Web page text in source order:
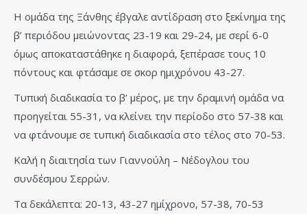
Η ομάδα της Ξάνθης έβγαλε αντίδραση στο ξεκίνημα της
β’ περιόδου μειώνοντας 23-19 και 29-24, με σερί 6-0
όμως αποκαταστάθηκε η διαφορά, ξεπέρασε τους 10
πόντους και φτάσαμε σε σκορ ημιχρόνου 43-27.
Τυπική διαδικασία το β’ μέρος, με την δραμινή ομάδα να
προηγείται 55-31, να κλείνει την περίοδο στο 57-38 και
να φτάνουμε σε τυπική διαδικασία στο τέλος στο 70-53.
Καλή η διαιτησία των Γιαννούλη – Νέδογλου του
συνδέσμου Σερρών.
Τα δεκάλεπτα: 20-13, 43-27 ημίχρονο, 57-38, 70-53